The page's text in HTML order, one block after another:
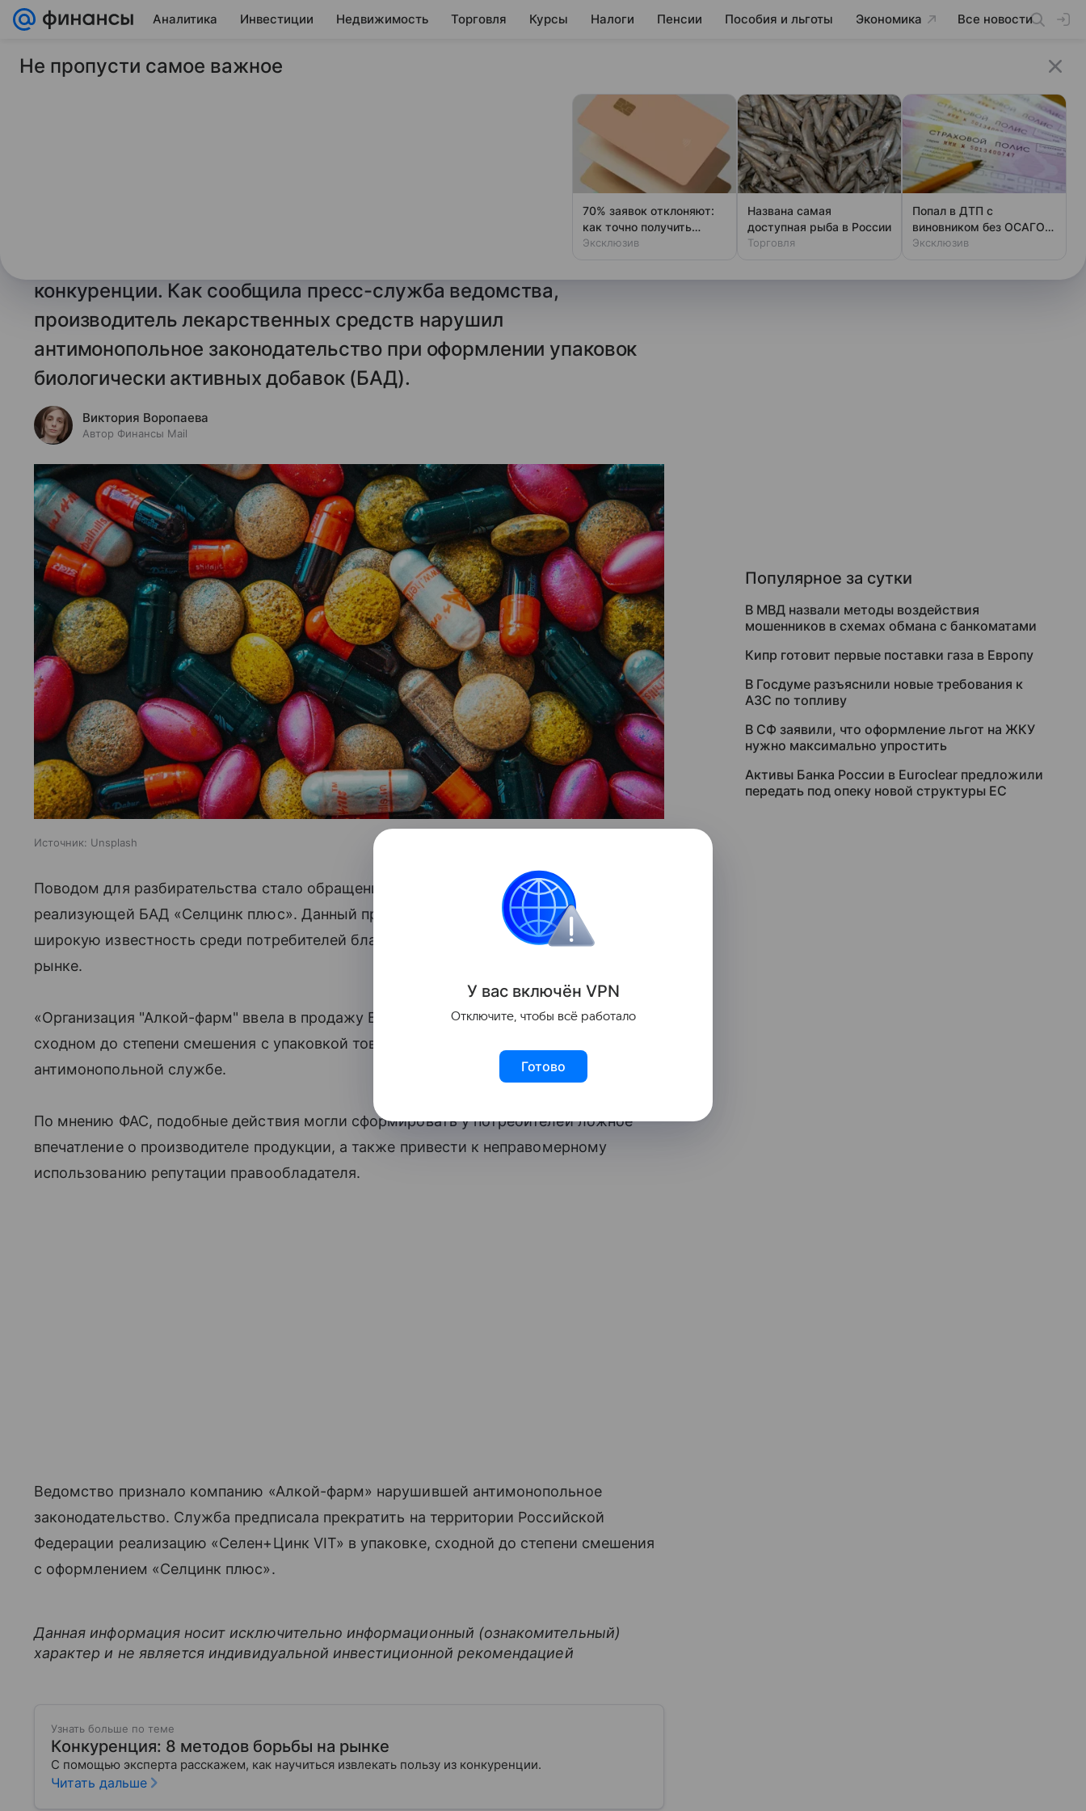
Аналитика Инвестиции Недвижимость Торговля Курсы Налоги Пенсии Пособия и льготы Экономика Все новости
29 июня 2026 Финансы Mail
Федеральная антимонопольная служба (ФАС) России признала
конкуренции. Как сообщила пресс-служба ведомства,
производитель лекарственных средств нарушил
антимонопольное законодательство при оформлении упаковок
биологически активных добавок (БАД).
Виктория Воропаева
Автор Финансы Mail
Источник: Unsplash
Поводом для разбирательства стало обращение компании «Про.Мед.ЦС»,
реализующей БАД «Селцинк плюс». Данный продукт, как уточнили в ФАС, получил
широкую известность среди потребителей благодаря длительному присутствию на
рынке.
«Организация "Алкой-фарм" ввела в продажу БАД "Селен +Цинк VIT" в оформлении,
сходном до степени смешения с упаковкой товара заявителя», — заявили в
антимонопольной службе.
По мнению ФАС, подобные действия могли сформировать у потребителей ложное
впечатление о производителе продукции, а также привести к неправомерному
использованию репутации правообладателя.
Ведомство признало компанию «Алкой-фарм» нарушившей антимонопольное
законодательство. Служба предписала прекратить на территории Российской
Федерации реализацию «Селен+Цинк VIT» в упаковке, сходной до степени смешения
с оформлением «Селцинк плюс».
Данная информация носит исключительно информационный (ознакомительный)
характер и не является индивидуальной инвестиционной рекомендацией
Узнать больше по теме
Конкуренция: 8 методов борьбы на рынке
С помощью эксперта расскажем, как научиться извлекать пользу из конкуренции.
Читать дальше
Популярное за сутки
В МВД назвали методы воздействия
мошенников в схемах обмана с банкоматами
Кипр готовит первые поставки газа в Европу
В Госдуме разъяснили новые требования к
АЗС по топливу
В СФ заявили, что оформление льгот на ЖКУ
нужно максимально упростить
Активы Банка России в Euroclear предложили
передать под опеку новой структуры ЕС
Не пропусти самое важное
70% заявок отклоняют:
как точно получить
кредитные каникулы
Эксклюзив
Названа самая
доступная рыба в России
Торговля
Попал в ДТП с
виновником без ОСАГО:
вот как вернуть деньги
Эксклюзив
У вас включён VPN
Отключите, чтобы всё работало
Готово